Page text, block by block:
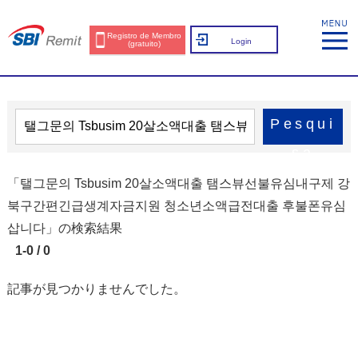
Registro de Membro
(gratuito)
Login
Pesqui
「탤그문의 Tsbusim 20살소액대출 탬스뷰선불유심내구제 강
북구간편긴급생계자금지원 청소년소액급전대출 후불폰유심
삽니다」の検索結果
1-0 / 0
記事が見つかりませんでした。